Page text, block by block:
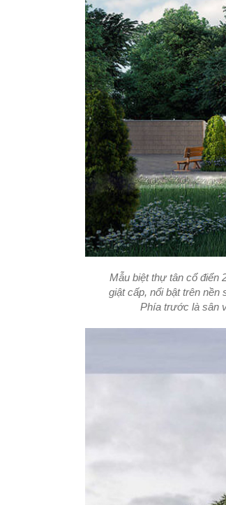
Mẫu biệt thự tân cổ điển
giật cấp, nổi bật trên nền
Phía trước là sân